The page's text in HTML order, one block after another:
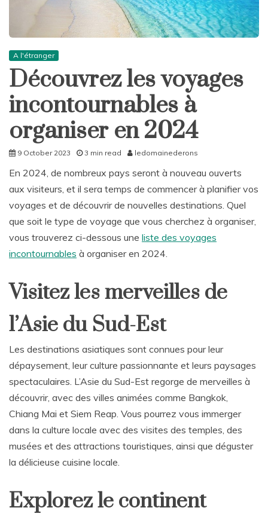
A l'étranger
Découvrez les voyages
incontournables à
organiser en 2024
9 October 2023 3 min read ledomainederons
En 2024, de nombreux pays seront à nouveau ouverts
aux visiteurs, et il sera temps de commencer à planifier vos
voyages et de découvrir de nouvelles destinations. Quel
que soit le type de voyage que vous cherchez à organiser,
vous trouverez ci-dessous une liste des voyages
incontournables à organiser en 2024.
Visitez les merveilles de
l’Asie du Sud-Est
Les destinations asiatiques sont connues pour leur
dépaysement, leur culture passionnante et leurs paysages
spectaculaires. L’Asie du Sud-Est regorge de merveilles à
découvrir, avec des villes animées comme Bangkok,
Chiang Mai et Siem Reap. Vous pourrez vous immerger
dans la culture locale avec des visites des temples, des
musées et des attractions touristiques, ainsi que déguster
la délicieuse cuisine locale.
Explorez le continent